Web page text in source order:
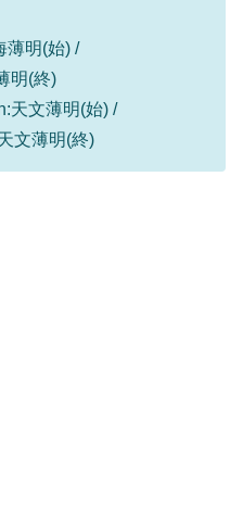
薄明(始) /
明(終)
天文薄明(始) /
文薄明(終)